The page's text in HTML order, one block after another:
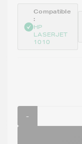
Compatible
:
HP
LASERJET
1010
-